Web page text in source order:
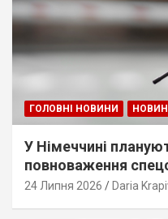
ГОЛОВНІ НОВИНИ
У Німеччині
повноваження
стеження
24 Липня 2026 Daria